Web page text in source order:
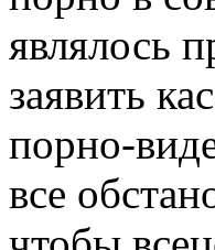
являлось
заявить
порно-
все